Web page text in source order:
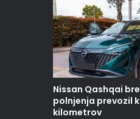
Nissan Qashqai
polnjenja prevozil
kilometrov